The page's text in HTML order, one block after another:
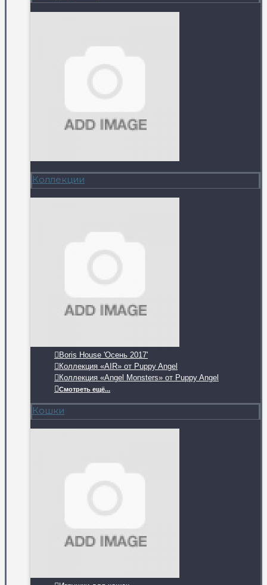
Коллекции
Boris House 'Осень 2017'
Коллекция «AIR» от Puppy Angel
Коллекция «Angel Monsters» от Puppy Angel
Смотреть ещё...
Кошки